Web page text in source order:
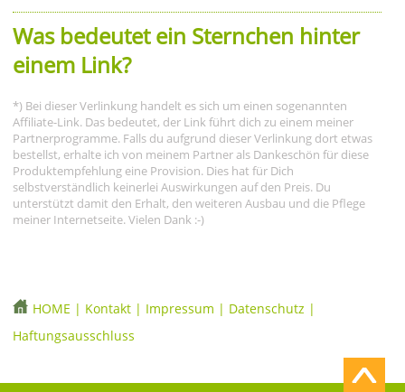
Was bedeutet ein Sternchen hinter
einem Link?
*) Bei dieser Verlinkung handelt es sich um einen sogenannten
Affiliate-Link. Das bedeutet, der Link führt dich zu einem meiner
Partnerprogramme. Falls du aufgrund dieser Verlinkung dort etwas
bestellst, erhalte ich von meinem Partner als Dankeschön für diese
Produktempfehlung eine Provision. Dies hat für Dich
selbstverständlich keinerlei Auswirkungen auf den Preis. Du
unterstützt damit den Erhalt, den weiteren Ausbau und die Pflege
meiner Internetseite. Vielen Dank :-)
HOME | Kontakt | Impressum | Datenschutz |
Haftungsausschluss